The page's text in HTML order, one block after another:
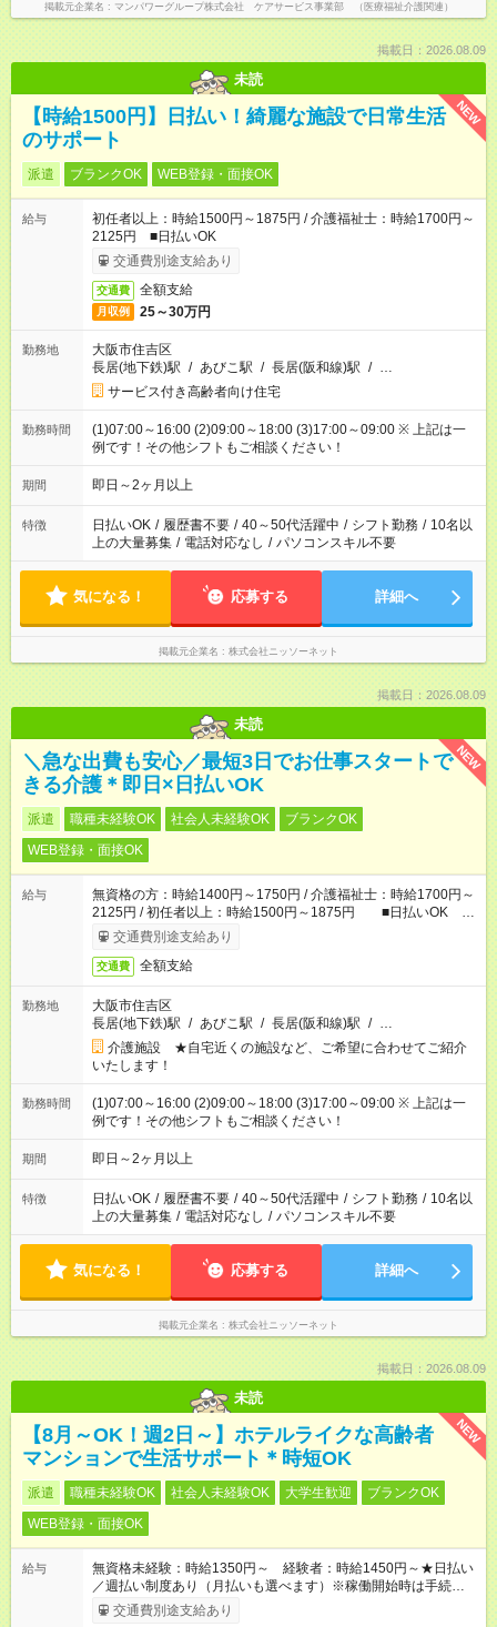
掲載元企業名 マンパワーグループ株式会社 ケアサービス事業部 （医療福祉介護関連）
掲載日：2026.08.09
未読
NEW
【時給1500円】日払い！綺麗な施設で日常生活
のサポート
派遣 ブランクOK WEB登録・面接OK
給与
初任者以上：時給1500円～1875円 / 介護福祉士：時給1700円～
2125円 ■日払いOK
交通費別途支給あり
交通費 全額支給
月収例 25～30万円
勤務地
大阪市住吉区
長居(地下鉄)駅 / あびこ駅 / 長居(阪和線)駅 / …
サービス付き高齢者向け住宅
勤務時間
(1)07:00～16:00 (2)09:00～18:00 (3)17:00～09:00 ※ 上記は一
例です！その他シフトもご相談ください！
期間 即日～2ヶ月以上
特徴 日払いOK / 履歴書不要 / 40～50代活躍中 / シフト勤務 / 10名以
上の大量募集 / 電話対応なし / パソコンスキル不要
気になる！ 応募する 詳細へ
掲載元企業名 株式会社ニッソーネット
掲載日：2026.08.09
未読
NEW
＼急な出費も安心／最短3日でお仕事スタートで
きる介護＊即日×日払いOK
派遣 職種未経験OK 社会人未経験OK
ブランクOK
WEB登録・面接OK
給与
無資格の方：時給1400円～1750円 / 介護福祉士：時給1700円～
2125円 / 初任者以上：時給1500円～1875円 ■日払いOK ■
日収例：1万1200円（時給1400円×8h）
交通費別途支給あり
交通費 全額支給
勤務地
大阪市住吉区
長居(地下鉄)駅 / あびこ駅 / 長居(阪和線)駅 / …
介護施設 ★自宅近くの施設など、ご希望に合わせてご紹介
いたします！
勤務時間
(1)07:00～16:00 (2)09:00～18:00 (3)17:00～09:00 ※ 上記は一
例です！その他シフトもご相談ください！
期間 即日～2ヶ月以上
特徴 日払いOK / 履歴書不要 / 40～50代活躍中 / シフト勤務 / 10名以
上の大量募集 / 電話対応なし / パソコンスキル不要
気になる！ 応募する 詳細へ
掲載元企業名 株式会社ニッソーネット
掲載日：2026.08.09
未読
NEW
【8月～OK！週2日～】ホテルライクな高齢者
マンションで生活サポート＊時短OK
派遣 職種未経験OK 社会人未経験OK 大学生歓迎
ブランクOK
WEB登録・面接OK
給与
無資格未経験：時給1350円～ 経験者：時給1450円～★日払い
／週払い制度あり（月払いも選べます）※稼働開始時は手続き完
了次第のお支払いとなります。
交通費別途支給あり